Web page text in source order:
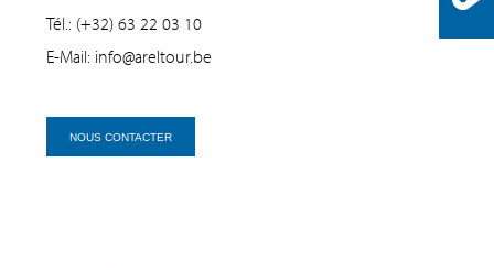
Tél.: (+32) 63 22 03 10
E-Mail: info@areltour.be
NOUS CONTACTER